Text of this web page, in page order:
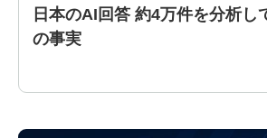
日本のAI回答 約4万件を分析し
の事実